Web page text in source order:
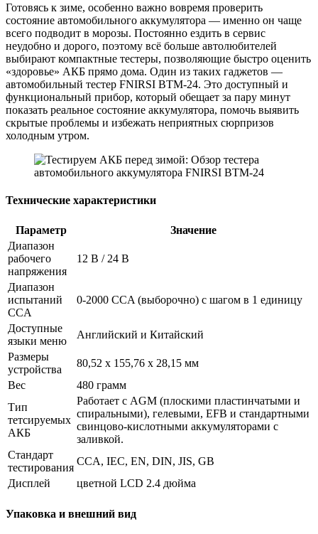
Готовясь к зиме, особенно важно вовремя проверить
состояние автомобильного аккумулятора — именно он чаще
всего подводит в морозы. Постоянно ездить в сервис
неудобно и дорого, поэтому всё больше автолюбителей
выбирают компактные тестеры, позволяющие быстро оценить
«здоровье» АКБ прямо дома. Один из таких гаджетов —
автомобильный тестер FNIRSI BTM-24. Это доступный и
функциональный прибор, который обещает за пару минут
показать реальное состояние аккумулятора, помочь выявить
скрытые проблемы и избежать неприятных сюрпризов
холодным утром.
Технические характеристики
Параметр
Значение
Диапазон
рабочего
напряжения
12 В / 24 В
Диапазон
испытаний
CCA
0-2000 CCA (выборочно) с шагом в 1 единицу
Доступные
языки меню
Английский и Китайский
Размеры
устройства
80,52 x 155,76 x 28,15 мм
Вес
480 грамм
Тип
тетсируемых
АКБ
Работает с AGM (плоскими пластинчатыми и
спиральными), гелевыми, EFB и стандартными
свинцово-кислотными аккумуляторами с
заливкой.
Стандарт
тестирования
CCA, IEC, EN, DIN, JIS, GB
Дисплей
цветной LCD 2.4 дюйма
Упаковка и внешний вид